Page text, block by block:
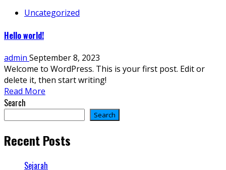
Uncategorized
Hello world!
admin September 8, 2023
Welcome to WordPress. This is your first post. Edit or
delete it, then start writing!
Read More
Search
Search
Recent Posts
Sejarah